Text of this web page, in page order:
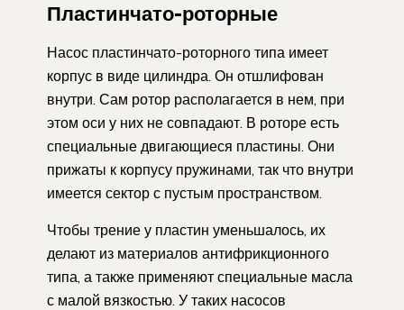
Пластинчато-роторные
Насос пластинчато-роторного типа имеет
корпус в виде цилиндра. Он отшлифован
внутри. Сам ротор располагается в нем, при
этом оси у них не совпадают. В роторе есть
специальные двигающиеся пластины. Они
прижаты к корпусу пружинами, так что внутри
имеется сектор с пустым пространством.
Чтобы трение у пластин уменьшалось, их
делают из материалов антифрикционного
типа, а также применяют специальные масла
с малой вязкостью. У таких насосов